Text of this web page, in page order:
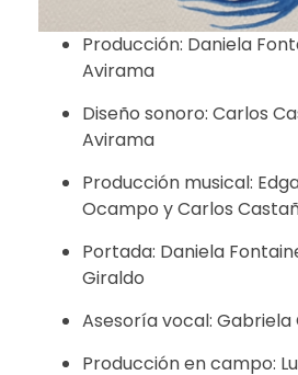
Producción: Daniela
Avirama
Diseño sonoro: Carlos
Avirama
Producción musical:
Ocampo y Carlos
Portada: Daniela
Giraldo
Asesoría vocal: Gabriela
Producción en campo: